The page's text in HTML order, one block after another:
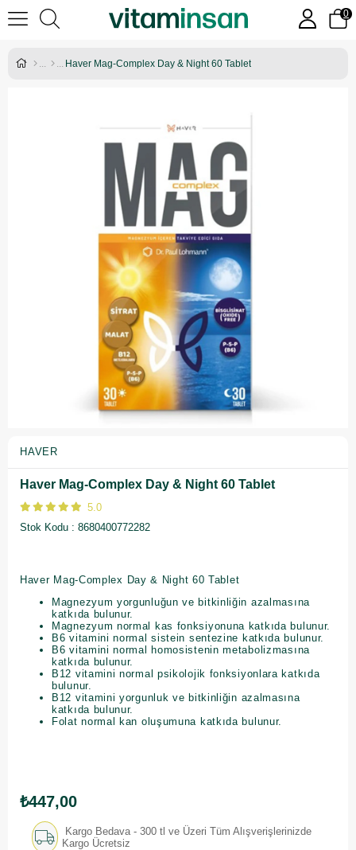
0
Haver Mag-Complex Day & Night 60 Tablet
HAVER
Haver Mag-Complex Day & Night 60 Tablet
5.0
Stok Kodu
8680400772282
Haver Mag-Complex Day & Night 60 Tablet
Magnezyum yorgunluğun ve bitkinliğin azalmasına
katkıda bulunur.
Magnezyum normal kas fonksiyonuna katkıda bulunur.
B6 vitamini normal sistein sentezine katkıda bulunur.
B6 vitamini normal homosistenin metabolizmasına
katkıda bulunur.
B12 vitamini normal psikolojik fonksiyonlara katkıda
bulunur.
B12 vitamini yorgunluk ve bitkinliğin azalmasına
katkıda bulunur.
Folat normal kan oluşumuna katkıda bulunur.
₺447,00
Kargo Bedava - 300 tl ve Üzeri Tüm Alışverişlerinizde
Kargo Ücretsiz